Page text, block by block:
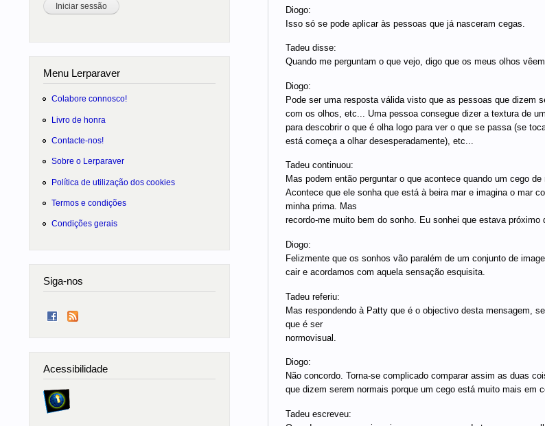
Diogo:
Isso só se pode aplicar às pessoas que já nasceram cegas.
Tadeu disse:
Quando me perguntam o que vejo, digo que os meus olhos
Diogo:
Pode ser uma resposta válida visto que as pessoas que dizem
com os olhos, etc... Uma pessoa consegue dizer a textura de
para descobrir o que é olha logo para ver o que se passa (se
está começa a olhar desesperadamente), etc...
Tadeu continuou:
Mas podem então perguntar o que acontece quando um cego
Acontece que ele sonha que está à beira mar e imagina o mar
minha prima. Mas
recordo-me muito bem do sonho. Eu sonhei que estava
Diogo:
Felizmente que os sonhos vão paralém de um conjunto de
cair e acordamos com aquela sensação esquisita.
Tadeu referiu:
Mas respondendo à Patty que é o objectivo desta mensagem,
que é ser
normovisual.
Diogo:
Não concordo. Torna-se complicado comparar assim as duas
que dizem serem normais porque um cego está muito mais em
Tadeu escreveu:
Menu Lerparaver
Colabore connosco!
Livro de honra
Contacte-nos!
Sobre o Lerparaver
Política de utilização dos cookies
Termos e condições
Condições gerais
Siga-nos
Acessibilidade